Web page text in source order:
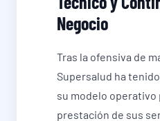
Negocio
Tras la ofensiva de
Supersalud ha
su modelo operativo
prestación de sus